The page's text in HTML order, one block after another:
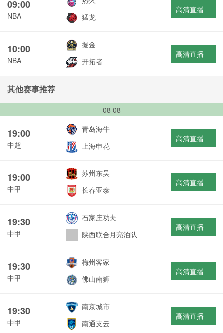
09:00
NBA
猛龙
高清直播
10:00
NBA
掘金
开拓者
高清直播
其他赛事推荐
08-08
19:00
中超
青岛海牛
上海申花
高清直播
19:00
中甲
苏州东吴
长春亚泰
高清直播
19:30
中甲
石家庄功夫
陕西联合月亮泊队
高清直播
19:30
中甲
梅州客家
佛山南狮
高清直播
19:30
中甲
南京城市
南通支云
高清直播